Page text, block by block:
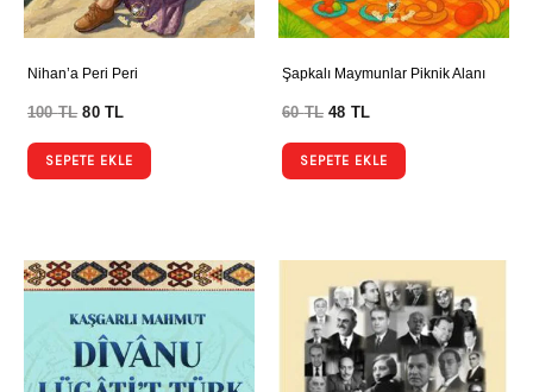
Nihan’a Peri Peri
100TL 80TL
SEPETE EKLE
Şapkalı Maymunlar Piknik Alanı
60TL 48 TL
SEPETE EKLE